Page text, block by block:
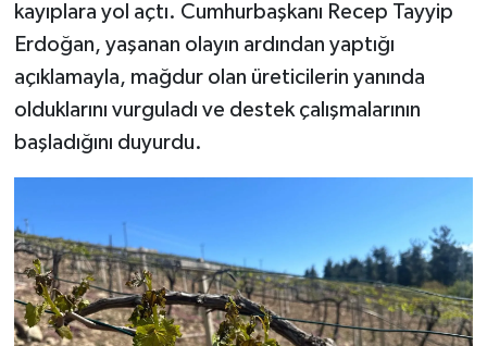
kayıplara yol açtı. Cumhurbaşkanı Recep Tayyip
Erdoğan, yaşanan olayın ardından yaptığı
açıklamayla, mağdur olan üreticilerin yanında
olduklarını vurguladı ve destek çalışmalarının
başladığını duyurdu.